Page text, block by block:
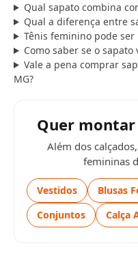
Qual sapato combina
Qual a diferença entre
Tênis feminino pode
Como saber se o sapato
Vale a pena comprar
MG?
Quer
Além dos
femininas
Vestidos Blusas
Conjuntos
Calça